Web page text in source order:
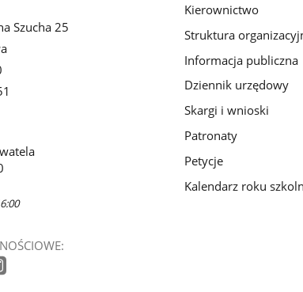
Szucha 25
Kierownictwo
Struktura
Informacja publiczna
Dziennik urzędowy
Skargi i wnioski
Patronaty
Petycje
Kalendarz roku